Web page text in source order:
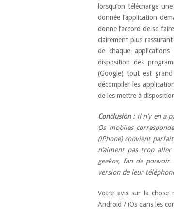
lorsqu’on télécharge
donnée l’application
donne l’accord de se
clairement plus
de chaque
disposition des
(Google) tout est
décompiler les
de les mettre à
Conclusion :il n’y en a
Os mobiles
(iPhone) convient
n’aiment pas trop aller
geekos, fan de
version de leur
Votre avis sur la chose
Android / iOs dans les